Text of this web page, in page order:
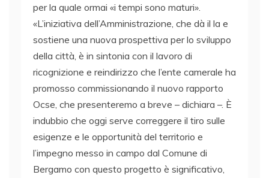
per la quale ormai «i tempi sono maturi».
«L’iniziativa dell’Amministrazione, che dà il la e
sostiene una nuova prospettiva per lo sviluppo
della città, è in sintonia con il lavoro di
ricognizione e reindirizzo che l’ente camerale ha
promosso commissionando il nuovo rapporto
Ocse, che presenteremo a breve – dichiara –. È
indubbio che oggi serve correggere il tiro sulle
esigenze e le opportunità del territorio e
l’impegno messo in campo dal Comune di
Bergamo con questo progetto è significativo,